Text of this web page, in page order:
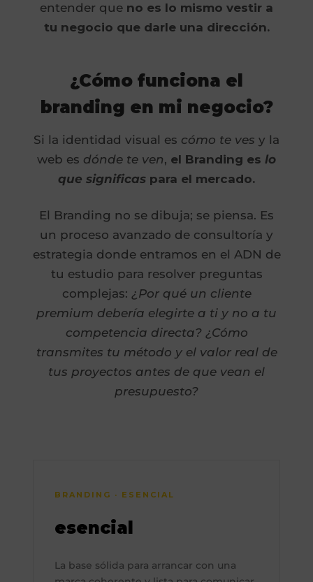
entender que no es lo mismo vestir a
tu negocio que darle una dirección.
¿Cómo funciona el
branding en mi negocio?
Si la identidad visual es cómo te ves y la
web es dónde te ven, el Branding es lo
que significas para el mercado.
El Branding no se dibuja; se piensa. Es
un proceso avanzado de consultoría y
estrategia donde entramos en el ADN de
tu estudio para resolver preguntas
complejas: ¿Por qué un cliente
premium debería elegirte a ti y no a tu
competencia directa? ¿Cómo
transmites tu método y el valor real de
tus proyectos antes de que vean el
presupuesto?
BRANDING · ESENCIAL
esencial
La base sólida para arrancar con una